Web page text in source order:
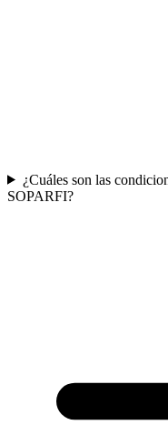
¿Cuáles son las
SOPARFI?